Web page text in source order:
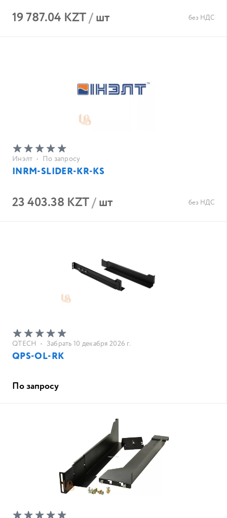
19 787.04 KZT/шт без НДС
Инэлт • По запросу
INRM-SLIDER-KR-KS
23 403.38 KZT/шт без НДС
QTECH • Забрать 10 декабря 2026 г.
QPS-OL-RK
По запросу